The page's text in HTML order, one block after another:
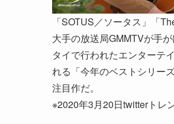
「SOTUS／ソータス」「
大手の放送局GMMTVが手
タイで行われたエンターテ
れる「今年のベストシリー
注目作だ。
※2020年3月20日twitterトレ